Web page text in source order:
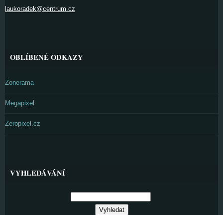
laukoradek@centrum.cz
OBLÍBENÉ ODKAZY
Zonerama
Megapixel
Zeropixel.cz
VYHLEDÁVÁNÍ